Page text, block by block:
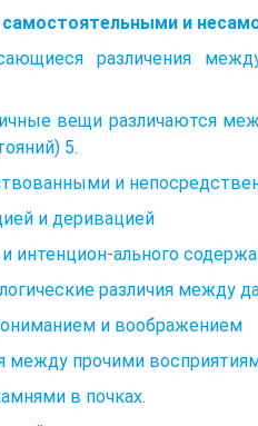
самостоятельными и
различения
вещи различаются
5.
и
и деривацией
интенцион-ального
различия между
и воображением
между прочими
в почках.